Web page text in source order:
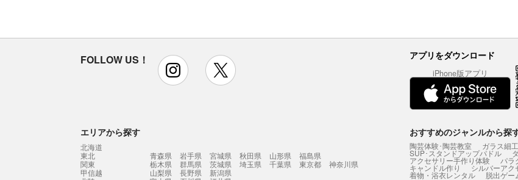
FOLLOW US！ instagram アプリをダウンロード
iPhone版アプリ
エリアから探す
北海道
東北
青森県 岩手県 宮城県 秋田県 山形県
福島県
関東
栃木県 群馬県 茨城県 埼玉県 千葉県 東京都
神奈川県
甲信越
山梨県 長野県
新潟県
おすすめのジャンルから探
陶芸体験･陶芸教室 ガラス細
SUP･スタンドアップパドル
アクセサリー手作り体験 パラ
キャンドル作り シルバーアク
着物・浴衣レンタル 脱出ゲー